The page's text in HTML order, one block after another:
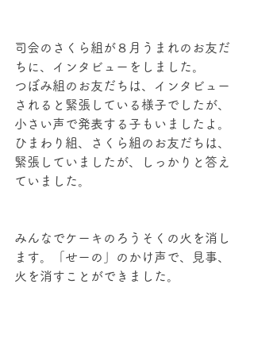
司会のさくら組が８月うまれのお友だ
ちに、インタビューをしました。
つぼみ組のお友だちは、インタビュー
されると緊張している様子でしたが、
小さい声で発表する子もいましたよ。
ひまわり組、さくら組のお友だちは、
緊張していましたが、しっかりと答え
ていました。
みんなでケーキのろうそくの火を消し
ます。「せーの」のかけ声で、見事、
火を消すことができました。